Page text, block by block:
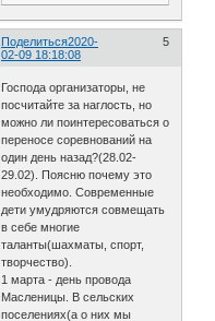
Поделиться 5
2020-
02-09 18:18:08
Господа организаторы, не
посчитайте за наглость, но
можно ли поинтересоваться о
переносе соревнований на
один день назад?(28.02-
29.02). Поясню почему это
необходимо. Современные
дети умудряются совмещать
в себе многие
таланты(шахматы, спорт,
творчество).
1 марта - день провода
Масленицы. В сельских
поселениях(а о них мы